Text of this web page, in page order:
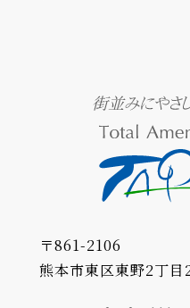
〒861-2106
熊本市東区東野2丁目